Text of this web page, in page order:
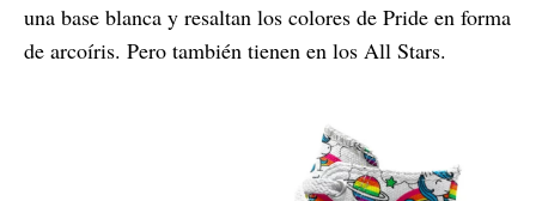
una base blanca y resaltan los colores de Pride en forma
de arcoíris. Pero también tienen en los All Stars.